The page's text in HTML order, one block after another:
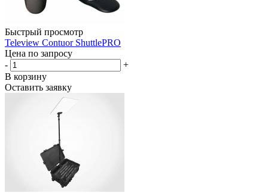
Быстрый просмотр
Teleview Contuor ShuttlePRO
Цена по запросу
-
+
В корзину
Оставить заявку